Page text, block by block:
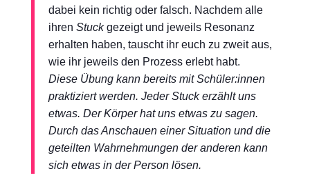
dabei kein richtig oder falsch. Nachdem alle
ihren Stuckgezeigt und jeweils Resonanz
erhalten haben, tauscht ihr euch zu zweit aus,
wie ihr jeweils den Prozess erlebt habt.
Diese Übung kann bereits mit Schüler:innen
praktiziert werden. Jeder Stuck erzählt uns
etwas. Der Körper hat uns etwas zu sagen.
Durch das Anschauen einer Situation und die
geteilten Wahrnehmungen der anderen kann
sich etwas in der Person lösen.